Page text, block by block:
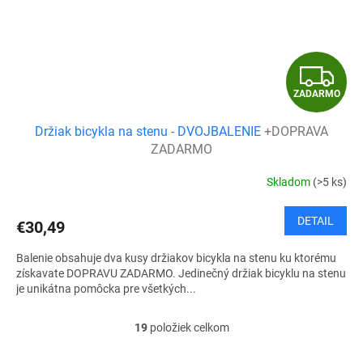
Z
A
A
R
M
O
ZADARMO
Držiak bicykla na stenu - DVOJBALENIE +DOPRAVA
ZADARMO
Skladom (>5 ks)
€30,49 DETAIL
Balenie obsahuje dva kusy držiakov bicykla na stenu ku ktorému
získavate DOPRAVU ZADARMO. Jedinečný držiak bicyklu na stenu
je unikátna pomôcka pre všetkých...
O
19položiek celkom